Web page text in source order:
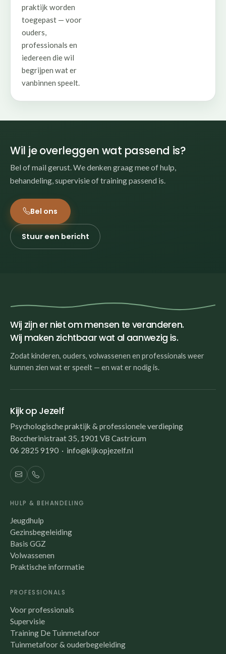
praktijk worden
toegepast — voor
ouders,
professionals en
iedereen die wil
begrijpen wat er
vanbinnen speelt.
Wil je overleggen wat passend is?
Bel of mail gerust. We denken graag mee of hulp,
behandeling, supervisie of training passend is.
Bel ons
Stuur een bericht
Wij zijn er niet om mensen te veranderen.
Wij maken zichtbaar wat al aanwezig is.
Zodat kinderen, ouders, volwassenen en professionals weer
kunnen zien wat er speelt — en wat er nodig is.
Kijk op Jezelf
Psychologische praktijk & professionele verdieping
Boccherinistraat 35, 1901 VB Castricum
06 2825 9190 · info@kijkopjezelf.nl
HULP & BEHANDELING
Jeugdhulp
Gezinsbegeleiding
Basis GGZ
Volwassenen
Praktische informatie
PROFESSIONALS
Voor professionals
Supervisie
Training De Tuinmetafoor
Tuinmetafoor & ouderbegeleiding